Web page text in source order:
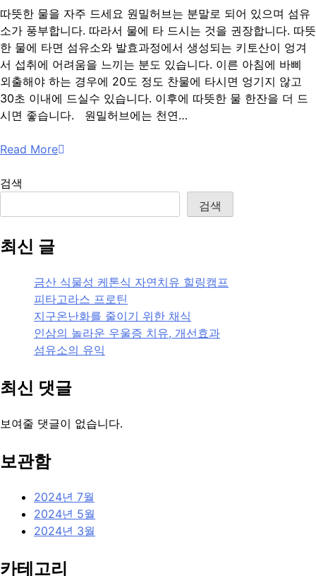
따뜻한 물을 자주 드세요 원밀허브는 분말로 되어 있으며 섬유
소가 풍부합니다. 따라서 물에 타 드시는 것을 권장합니다. 따뜻
한 물에 타면 섬유소와 발효과정에서 생성되는 키토산이 엉겨
서 섭취에 어려움을 느끼는 분도 있습니다. 이른 아침에 바삐
외출해야 하는 경우에 20도 정도 찬물에 타시면 엉기지 않고
30초 이내에 드실수 있습니다. 이후에 따뜻한 물 한잔을 더 드
시면 좋습니다. 원밀허브에는 천연…
Read More
검색
검색
최신 글
금산 식물성 케톤식 자연치유 힐링캠프
피타고라스 프로틴
지구온난화를 줄이기 위한 채식
인삼의 놀라운 우울증 치유, 개선효과
섬유소의 유익
최신 댓글
보여줄 댓글이 없습니다.
보관함
2024년 7월
2024년 5월
2024년 3월
카테고리